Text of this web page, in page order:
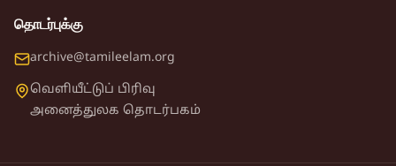
தொடர்புக்கு
archive@tamileelam.org
வெளியீட்டுப் பிரிவு
அனைத்துலக தொடர்பகம்